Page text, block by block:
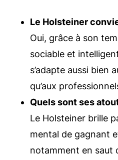
Le Holsteiner
Oui, grâce à son
sociable et
s’adapte aussi bien
qu’aux
Quels sont ses
Le Holsteiner brille
mental de gagnant
notamment en saut